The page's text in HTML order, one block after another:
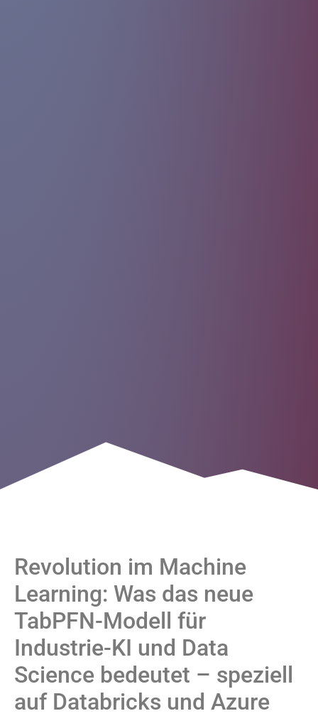
Revolution im Machine
Learning: Was das neue
TabPFN-Modell für
Industrie-KI und Data
Science bedeutet – speziell
auf Databricks und Azure